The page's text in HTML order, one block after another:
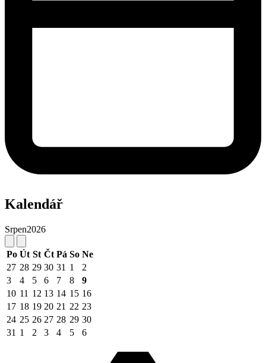
Kalendář
Srpen2026
Po Út St Čt Pá So Ne
27 28 29 30 31 1
2
3
4 5 6 7 8
9
10 11 12 13 14 15 16
17 18 19 20 21 22 23
24 25 26 27 28 29 30
31 1 2 3 4 5 6